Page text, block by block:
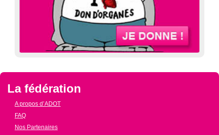
La fédération
A propos d’ADOT
FAQ
Nos Partenaires